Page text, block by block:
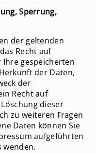
Sperrung,
der geltenden
Recht auf
gespeicherten
der Daten,
der
Recht auf
dieser
zu weiteren Fragen
Daten können Sie
aufgeführten
wenden.